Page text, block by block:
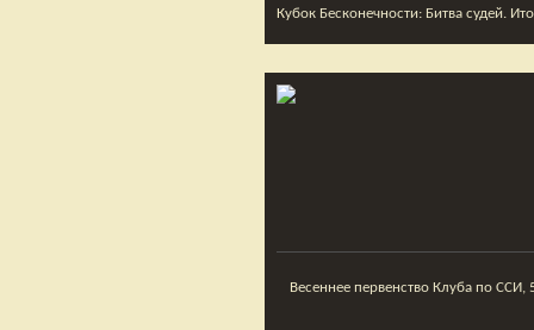
Кубок Бесконечности: Битва судей.
Весеннее первенство Клуба по ССИ, 5